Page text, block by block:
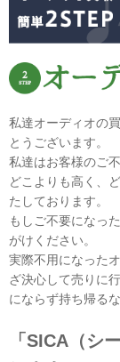
私達オーディオの
とうございます。
私達はお客様のご
どこよりも高く、
たしております。
もしご不要になっ
がけください。
実際不用になった
ざ決心して売りに
にならず持ち帰る
「SICA（シ